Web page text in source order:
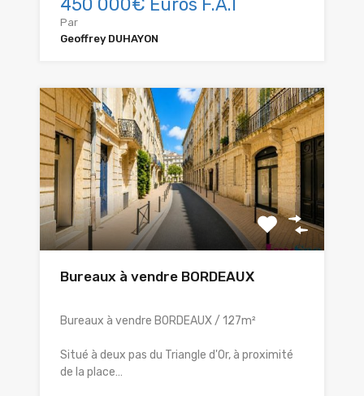
450 000€ Euros F.A.I
Par
Geoffrey DUHAYON
Bureaux à vendre BORDEAUX
Bureaux à vendre BORDEAUX / 127m²
Situé à deux pas du Triangle d'Or, à proximité
de la place…